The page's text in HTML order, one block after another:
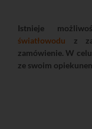
Istnieje
światłowodu z
zamówienie. W
ze swoim